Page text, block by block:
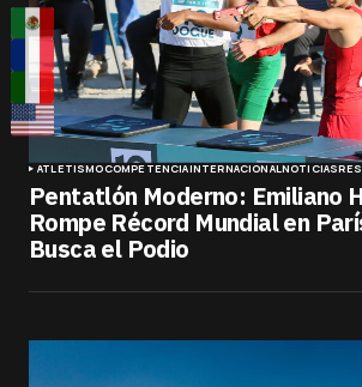
ATLETISMOCOMPETENCIAINTERNACIONALNOTICIAS
Pentatlón Moderno: Emiliano
Rompe Récord Mundial en
Busca el Podio